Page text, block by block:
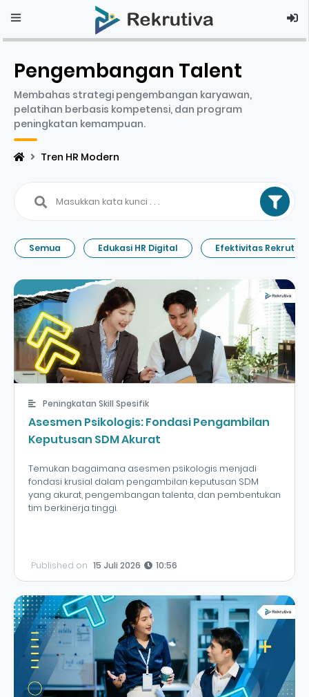
Pengembangan Talent
Membahas strategi pengembangan karyawan,
pelatihan berbasis kompetensi, dan program
peningkatan kemampuan.
Tren HR Modern
Semua Edukasi HR Digital Efektivitas
Peningkatan Skill Spesifik
Asesmen Psikologis: Fondasi Pengambilan
Keputusan SDM Akurat
Temukan bagaimana asesmen psikologis menjadi
fondasi krusial dalam pengambilan keputusan SDM
yang akurat, pengembangan talenta, dan pembentukan
tim berkinerja tinggi.
Published on 15 Juli 2026 10:56